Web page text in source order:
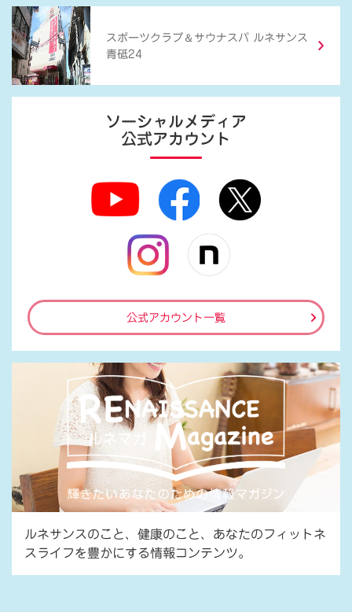
スポーツクラブ ＆ サウナスパ ルネサンス
青砥24
ソーシャルメディア
公式アカウント
公式アカウント一覧
ルネサンスのこと、健康のこと、あなたのフィットネ
スライフを豊かにする情報コンテンツ。